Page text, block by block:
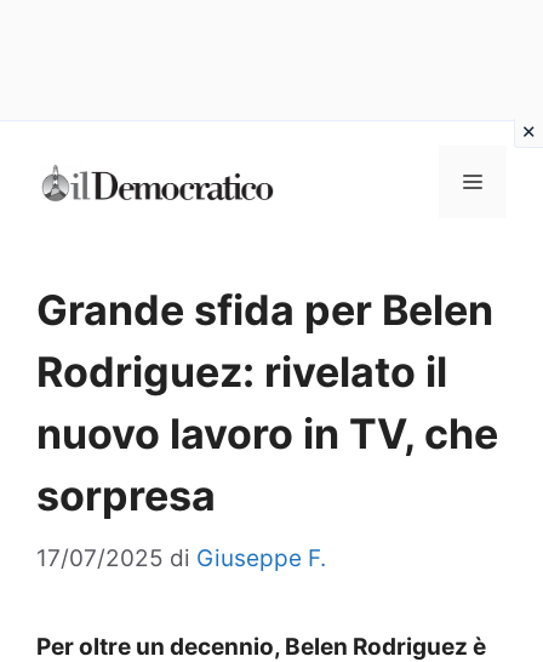
Menu
Grande sfida per Belen
Rodriguez: rivelato il
nuovo lavoro in TV, che
sorpresa
17/07/2025 di Giuseppe F.
Per oltre un decennio, Belen Rodriguez è